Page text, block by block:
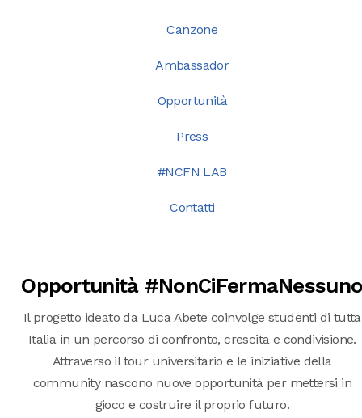
Canzone
Ambassador
Opportunità
Press
#NCFN LAB
Contatti
Opportunità
Il progetto ideato da Luca Abete coinvolge studenti di tutta
Italia in un percorso di confronto, crescita e condivisione.
Attraverso il tour universitario e le iniziative della
community nascono nuove opportunità per mettersi in
gioco e costruire il proprio futuro.